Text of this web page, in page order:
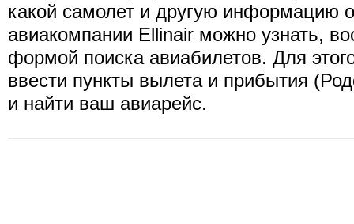
какой самолет и другую информацию
авиакомпании Ellinair можно узнать,
формой поиска авиабилетов. Для
ввести пункты вылета и прибытия
и найти ваш авиарейс.